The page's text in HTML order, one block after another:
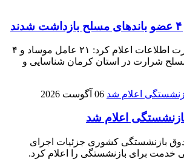
محمودآباد آنلاین : وزارت اطلاعات اعلام کرد: ۲۱ عامل موساد و ۴
شرارت در استان کرمان شناسایی و
06 آگوست 2026
اعلام شد
بازنشستگی کشوری جزئیات اجرای
خدمت برای بازنشستگی را اعلام کرد.